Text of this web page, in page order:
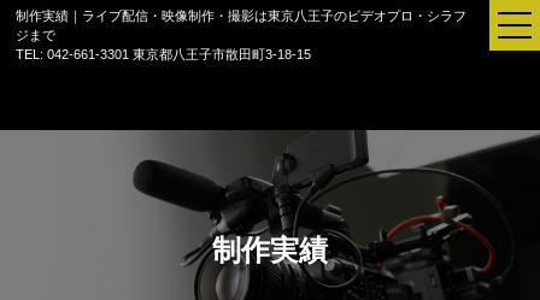
制作実績｜ライブ配信・映像制作・撮影は東京八王子のビデオプロ・シラフ
ジまで
TEL: 042-661-3301 東京都八王子市散田町3-18-15
制作実績